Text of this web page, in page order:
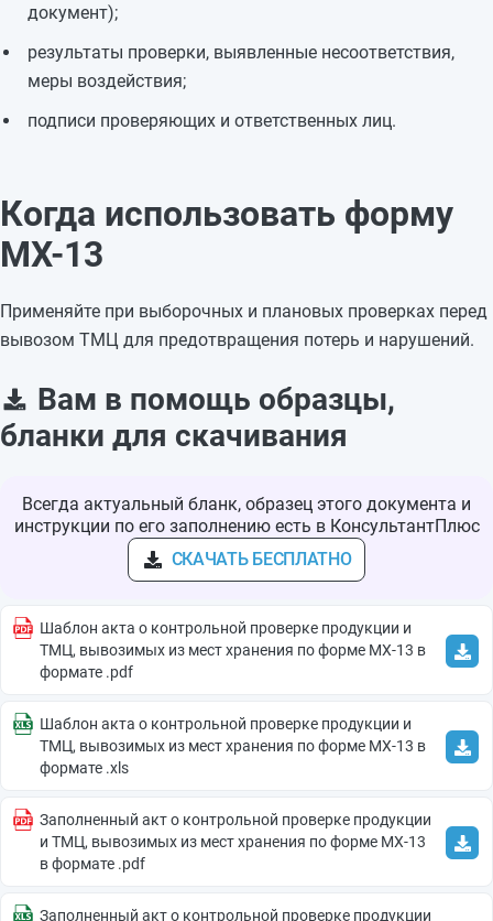
документ);
результаты проверки, выявленные несоответствия,
меры воздействия;
подписи проверяющих и ответственных лиц.
Когда использовать форму
МХ-13
Применяйте при выборочных и плановых проверках перед
вывозом ТМЦ для предотвращения потерь и нарушений.
Вам в помощь образцы,
бланки для скачивания
Всегда актуальный бланк, образец этого документа и
инструкции по его заполнению есть в КонсультантПлюс
СКАЧАТЬ БЕСПЛАТНО
Шаблон акта о контрольной проверке продукции и
ТМЦ, вывозимых из мест хранения по форме МХ-13 в
формате .pdf
Шаблон акта о контрольной проверке продукции и
ТМЦ, вывозимых из мест хранения по форме МХ-13 в
формате .xls
Заполненный акт о контрольной проверке продукции
и ТМЦ, вывозимых из мест хранения по форме МХ-13
в формате .pdf
Заполненный акт о контрольной проверке продукции